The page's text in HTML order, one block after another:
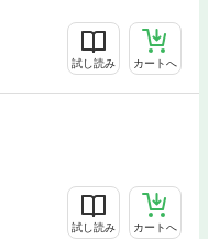
試し読み カートへ
試し読み カートへ